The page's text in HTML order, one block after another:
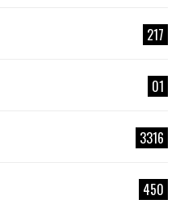
217
01
3316
450